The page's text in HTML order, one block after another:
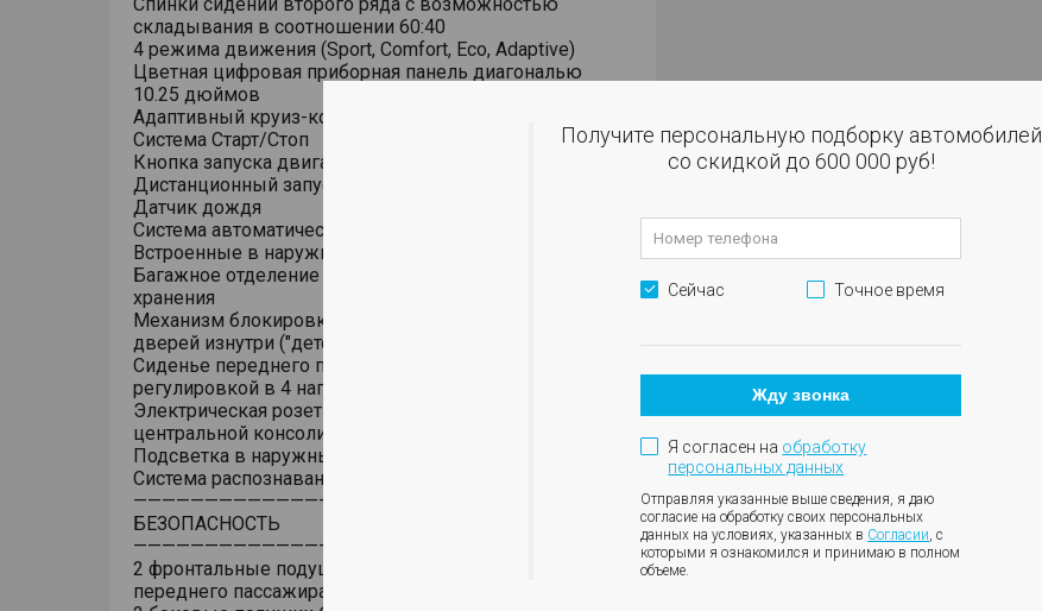
складывания в соотношении 60:40
4 режима движения (Sport, Comfort, Eco, Adaptive)
Цветная цифровая приборная панель диагональю
10.25 дюймов
Адаптивный круиз-контроль (ACC)
Система Старт/Стоп
Кнопка запуска двигателя
Дистанционный запуск двигателя кнопкой на ключе
Датчик дождя
Система автоматической парковки (APA)
Встроенные в наружные зеркала указатели поворота
Багажное отделение с подсветкой, отсеком для
хранения
Механизм блокировки открывания задних боковых
дверей изнутри ("детский замок")
Сиденье переднего пассажира с механической
регулировкой в 4 направлениях
Электрическая розетка 12V в передней части
центральной консоли
Подсветка в наружных зеркалах заднего вида
Система распознавания дорожных знаков (SLIF+TSR)
———————————————————————————
БЕЗОПАСНОСТЬ
———————————————————————————
2 фронтальные подушки безопасности водителя и
переднего пассажира
Получите персональную подборку автомобилей
со скидкой до 600 000 руб!
Сейчас Точное время
Жду звонка
Я согласен на обработку
персональных данных
Отправляя указанные выше сведения, я даю
согласие на обработку своих персональных
данных на условиях, указанных в Согласии, с
которыми я ознакомился и принимаю в полном
объеме.